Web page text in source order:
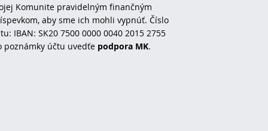
Komunite pravidelným finančným
aby sme ich mohli vypnúť. Číslo
IBAN: SK20 7500 0000 0040 2015 2755
poznámky účtu uvedťe podpora MK.